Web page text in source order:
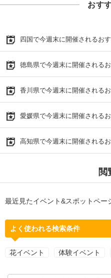
おす
四国で今週末に開催されるお
徳島県で今週末に開催される
香川県で今週末に開催される
愛媛県で今週末に開催される
高知県で今週末に開催される
閲
最近見たイベント&スポットペー
よく使われる検索条件
花イベント 体験イベント